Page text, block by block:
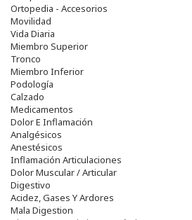
Ortopedia - Accesorios
Movilidad
Vida Diaria
Miembro Superior
Tronco
Miembro Inferior
Podología
Calzado
Medicamentos
Dolor E Inflamación
Analgésicos
Anestésicos
Inflamación Articulaciones
Dolor Muscular / Articular
Digestivo
Acidez, Gases Y Ardores
Mala Digestion